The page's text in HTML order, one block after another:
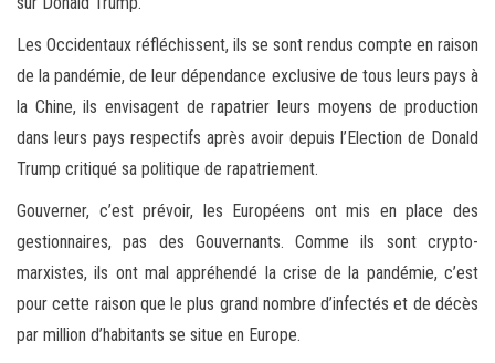
Les Occidentaux réfléchissent, ils se sont rendus compte en raison
de la pandémie, de leur dépendance exclusive de tous leurs pays à
la Chine, ils envisagent de rapatrier leurs moyens de production
dans leurs pays respectifs après avoir depuis l’Election de Donald
Trump critiqué sa politique de rapatriement.
Gouverner, c’est prévoir, les Européens ont mis en place des
gestionnaires, pas des Gouvernants. Comme ils sont crypto-
marxistes, ils ont mal appréhendé la crise de la pandémie, c’est
pour cette raison que le plus grand nombre d’infectés et de décès
par million d’habitants se situe en Europe.